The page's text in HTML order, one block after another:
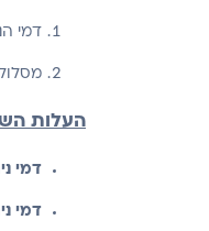
דמי
העלות
דמי
דמי